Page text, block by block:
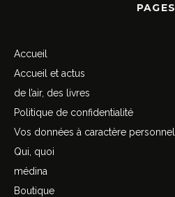
PAGES
Accueil
Accueil et actus
de l’air, des livres
Politique de confidentialité
Vos données à caractère personnel
Qui, quoi
médina
Boutique